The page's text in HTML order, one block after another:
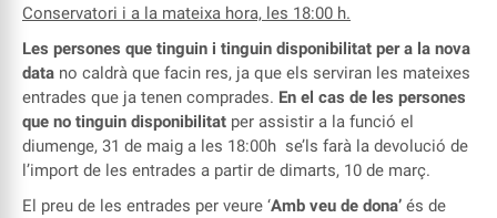
Conservatori i a la mateixa hora, les 18:00 h.
Les persones que tinguin i tinguin disponibilitat per a la nova
data no caldrà que facin res, ja que els serviran les mateixes
entrades que ja tenen comprades. En el cas de les persones
que no tinguin disponibilitat per assistir a la funció el
diumenge, 31 de maig a les 18:00h se’ls farà la devolució de
l’import de les entrades a partir de dimarts, 10 de març.
El preu de les entrades per veure ‘Amb veu de dona’ és de